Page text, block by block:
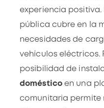
experiencia positiva.
pública cubre en la
necesidades de
vehículos eléctricos.
posibilidad de
domésticoen una
comunitaria permite